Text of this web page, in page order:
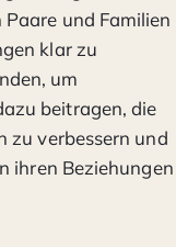
und Familien
klar zu
um
beitragen, die
zu verbessern und
ihren Beziehungen